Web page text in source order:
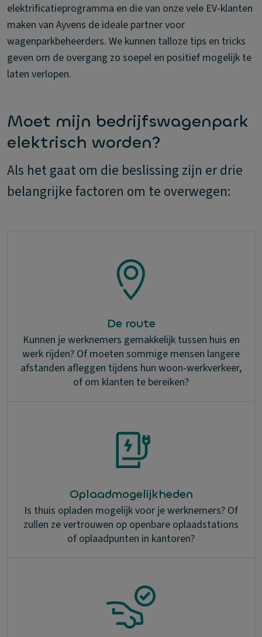
elektrificatieprogramma en die van onze vele EV-klanten
maken van Ayvens de ideale partner voor
wagenparkbeheerders. We kunnen talloze tips en tricks
geven om de overgang zo soepel en positief mogelijk te
laten verlopen.
Moet mijn bedrijfswagenpark
elektrisch worden?
Als het gaat om die beslissing zijn er drie
belangrijke factoren om te overwegen:
De route
Kunnen je werknemers gemakkelijk tussen huis en
werk rijden? Of moeten sommige mensen langere
afstanden afleggen tijdens hun woon-werkverkeer,
of om klanten te bereiken?
Oplaadmogelijkheden
Is thuis opladen mogelijk voor je werknemers? Of
zullen ze vertrouwen op openbare oplaadstations
of oplaadpunten in kantoren?